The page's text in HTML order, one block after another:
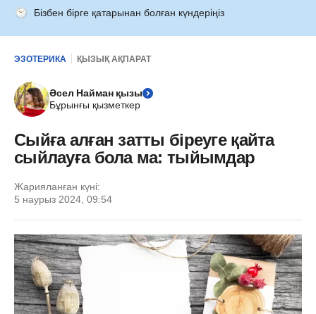
Бізбен бірге қатарынан болған күндеріңіз
ЭЗОТЕРИКА ҚЫЗЫҚ АҚПАРАТ
Әсел Найман қызы
Бұрынғы қызметкер
Сыйға алған затты біреуге қайта
сыйлауға бола ма: тыйымдар
Жарияланған күні:
5 наурыз 2024, 09:54